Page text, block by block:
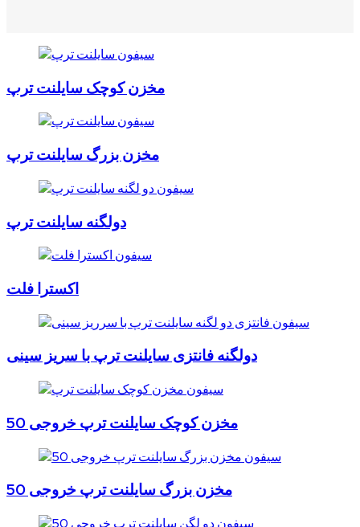
مخزن کوچک سایلنت ترپ
مخزن بزرگ سایلنت ترپ
دولگنه سایلنت ترپ
اکسترا فلت
دولگنه فانتزی سایلنت ترپ با سریز سینی
مخزن کوچک سایلنت ترپ خروجی 50
مخزن بزرگ سایلنت ترپ خروجی 50